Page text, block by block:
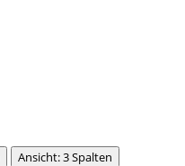
Ansicht: 3 Spalten